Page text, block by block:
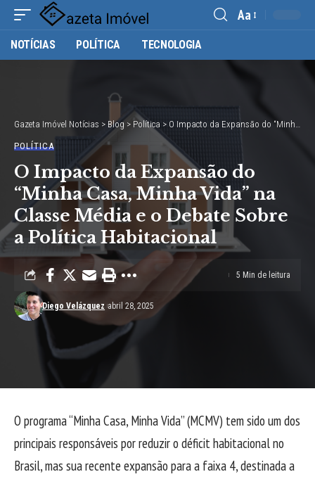
Font
Aa
NOTÍCIAS POLÍTICA TECNOLOGIA
Gazeta Imóvel Notícias > Blog > Política > O Impacto da Expansão do “Minha Casa, Minha Vida” na Classe Média e o Debate Sobre a Política Habitacional
POLÍTICA
O Impacto da Expansão do
“Minha Casa, Minha Vida” na
Classe Média e o Debate Sobre
a Política Habitacional
Diego Velázquez abril 28, 2025
5 Min de leitura
O programa “Minha Casa, Minha Vida” (MCMV) tem sido um dos
principais responsáveis por reduzir o déficit habitacional no
Brasil, mas sua recente expansão para a faixa 4, destinada a